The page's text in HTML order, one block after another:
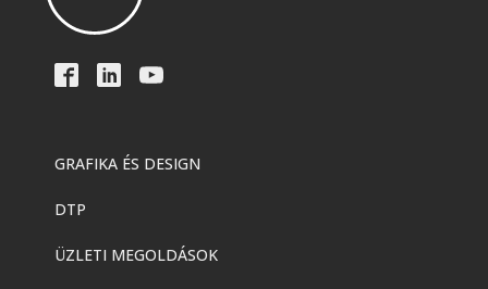
GRAFIKA ÉS DESIGN
DTP
ÜZLETI MEGOLDÁSOK